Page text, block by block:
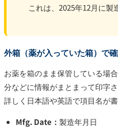
これは、2025年12月に製
外箱（薬が入っていた箱）で
お薬を箱のまま保管している場
分などに情報がまとまって印字
詳しく日本語や英語で項目名が
Mfg. Date： 製造年月日